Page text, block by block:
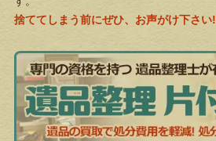
捨ててしまう前にぜひ、お声がけ下さい!